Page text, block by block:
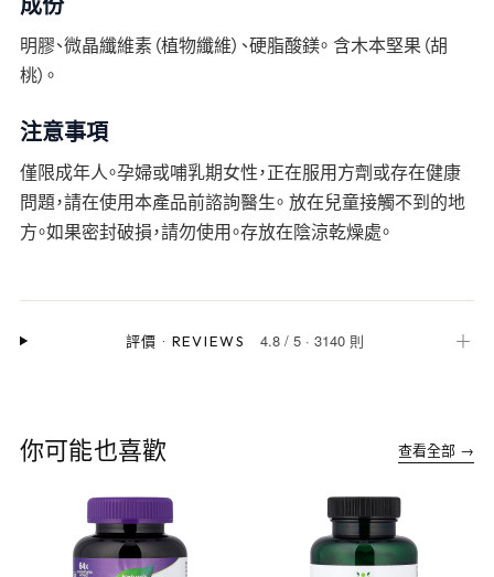
明膠、微晶纖維素（植物纖維）、硬脂酸鎂。 含木本堅果（胡
桃）。
注意事項
僅限成年人。孕婦或哺乳期女性，正在服用方劑或存在健康
問題，請在使用本產品前諮詢醫生。 放在兒童接觸不到的地
方。如果密封破損，請勿使用。存放在陰涼乾燥處。
評價 · REVIEWS 4.8 /5 ·3140 則 ＋
你可能也喜歡 查看全部 →